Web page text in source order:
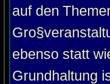
auf den
ebenso statt
Grundhaltung